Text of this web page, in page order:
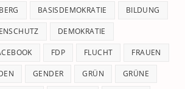
BASISDEMOKRATIE BILDUNG
DEMOKRATIE
FDP FLUCHT FRAUEN
GENDER GRÜN GRÜNE